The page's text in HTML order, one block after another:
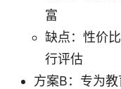
富
缺点：性价
行评估
方案B：专为